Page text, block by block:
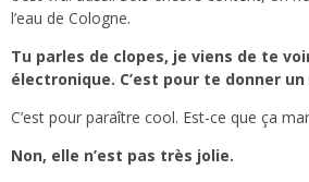
l’eau de Cologne.
Tu parles de clopes, je viens de te
électronique. C’est pour te donner un
C’est pour paraître cool. Est-ce que ça
Non, elle n’est pas très jolie.